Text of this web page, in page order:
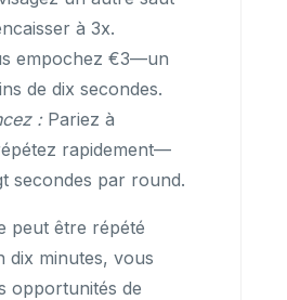
à 3x.
empochez €3—un
de dix secondes.
:Pariez à
rapidement—
secondes par round.
peut être répété
dix minutes, vous
opportunités de